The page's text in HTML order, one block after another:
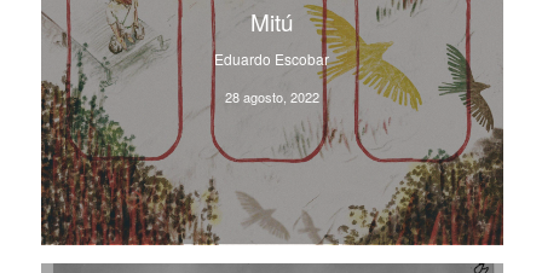
Mitú
Eduardo Escobar
28 agosto, 2022